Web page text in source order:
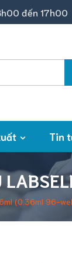
đến 17h00
Tin
(0.36ml 96-